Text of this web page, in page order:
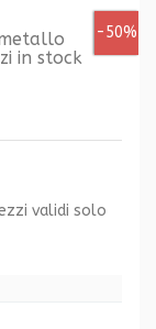
-50%
in stock
validi solo